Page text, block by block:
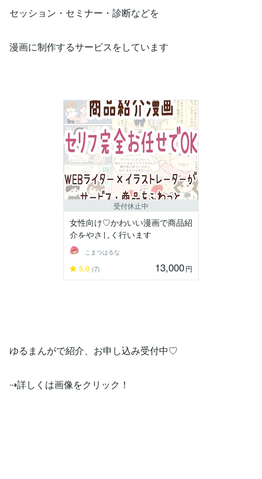
セッション・セミナー・診断などを
漫画に制作するサービスをしています
受付休止中
女性向け♡かわいい漫画で商品紹
介をやさしく行います
こまつはるな
5.0 (7) 13,000円
ゆるまんがで紹介、お申し込み受付中♡
⇢詳しくは画像をクリック！